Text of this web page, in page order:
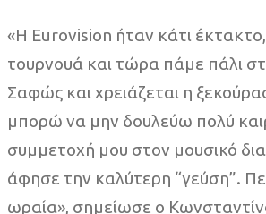
«Η Eurovision ήταν κάτι
τουρνουά και τώρα πάμε πάλι
Σαφώς και χρειάζεται η
μπορώ να μην δουλεύω πολύ
συμμετοχή μου στον μουσικό
άφησε την καλύτερη “γεύση”.
ωραία», σημείωσε ο